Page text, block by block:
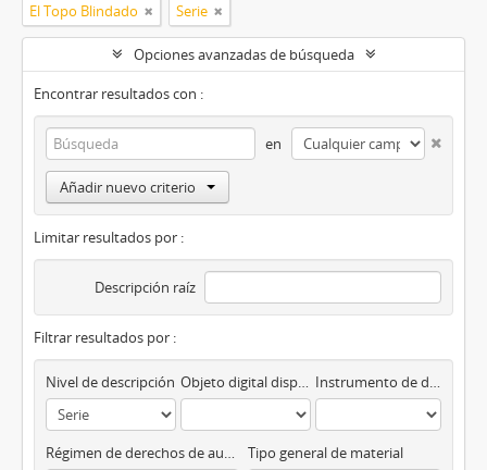
El Topo Blindado Serie
Opciones avanzadas de búsqueda
Encontrar resultados con :
en
Añadir nuevo criterio
Limitar resultados por :
Descripción raíz
Filtrar resultados por :
Nivel de descripción Objeto digital disponibles Instrumento de descripción
Régimen de derechos de autor Tipo general de material